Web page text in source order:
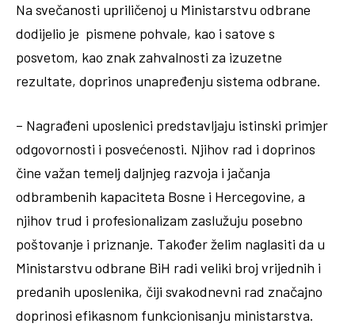
Na svečanosti upriličenoj u Ministarstvu odbrane
dodijelio je pismene pohvale, kao i satove s
posvetom, kao znak zahvalnosti za izuzetne
rezultate, doprinos unapređenju sistema odbrane.
– Nagrađeni uposlenici predstavljaju istinski primjer
odgovornosti i posvećenosti. Njihov rad i doprinos
čine važan temelj daljnjeg razvoja i jačanja
odbrambenih kapaciteta Bosne i Hercegovine, a
njihov trud i profesionalizam zaslužuju posebno
poštovanje i priznanje. Također želim naglasiti da u
Ministarstvu odbrane BiH radi veliki broj vrijednih i
predanih uposlenika, čiji svakodnevni rad značajno
doprinosi efikasnom funkcionisanju ministarstva.